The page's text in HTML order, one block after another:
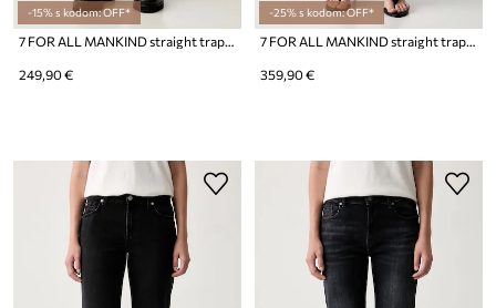
-15% s kodom: OFF*
7 FOR ALL MANKIND straight traperice za muškarce
249,90 €
-25% s kodom: OFF*
7 FOR ALL MANKIND straight traperice za žene
359,90 €